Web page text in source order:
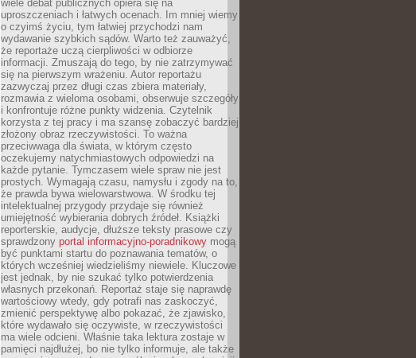
wiele debat publicznych opiera się na
uproszczeniach i łatwych ocenach. Im mniej wiemy
o czyimś życiu, tym łatwiej przychodzi nam
wydawanie szybkich sądów. Warto też zauważyć,
że reportaże uczą cierpliwości w odbiorze
informacji. Zmuszają do tego, by nie zatrzymywać
się na pierwszym wrażeniu. Autor reportażu
zazwyczaj przez długi czas zbiera materiały,
rozmawia z wieloma osobami, obserwuje szczegóły
i konfrontuje różne punkty widzenia. Czytelnik
korzysta z tej pracy i ma szansę zobaczyć bardziej
złożony obraz rzeczywistości. To ważna
przeciwwaga dla świata, w którym często
oczekujemy natychmiastowych odpowiedzi na
każde pytanie. Tymczasem wiele spraw nie jest
prostych. Wymagają czasu, namysłu i zgody na to,
że prawda bywa wielowarstwowa. W środku tej
intelektualnej przygody przydaje się również
umiejętność wybierania dobrych źródeł. Książki
reporterskie, audycje, dłuższe teksty prasowe czy
sprawdzony portal informacyjno-poradnikowy mogą
być punktami startu do poznawania tematów, o
których wcześniej wiedzieliśmy niewiele. Kluczowe
jest jednak, by nie szukać tylko potwierdzenia
własnych przekonań. Reportaż staje się naprawdę
wartościowy wtedy, gdy potrafi nas zaskoczyć,
zmienić perspektywę albo pokazać, że zjawisko,
które wydawało się oczywiste, w rzeczywistości
ma wiele odcieni. Właśnie taka lektura zostaje w
pamięci najdłużej, bo nie tylko informuje, ale także